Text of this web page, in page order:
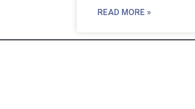
READ MORE »